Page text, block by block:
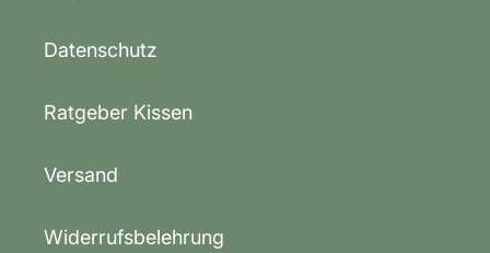
Datenschutz
Ratgeber Kissen
Versand
Widerrufsbelehrung